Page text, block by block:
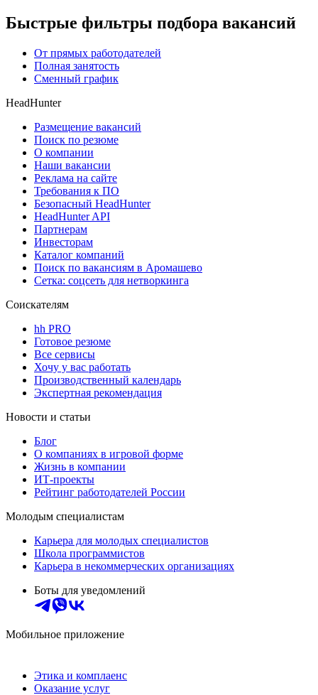
Быстрые фильтры подбора вакансий
От прямых работодателей
Полная занятость
Сменный график
HeadHunter
Размещение вакансий
Поиск по резюме
О компании
Наши вакансии
Реклама на сайте
Требования к ПО
Безопасный HeadHunter
HeadHunter API
Партнерам
Инвесторам
Каталог компаний
Поиск по вакансиям в Аромашево
Сетка: соцсеть для нетворкинга
Соискателям
hh PRO
Готовое резюме
Все сервисы
Хочу у вас работать
Производственный календарь
Экспертная рекомендация
Новости и статьи
Блог
О компаниях в игровой форме
Жизнь в компании
ИТ-проекты
Рейтинг работодателей России
Молодым специалистам
Карьера для молодых специалистов
Школа программистов
Карьера в некоммерческих организациях
Боты для уведомлений
Мобильное приложение
Этика и комплаенс
Оказание услуг